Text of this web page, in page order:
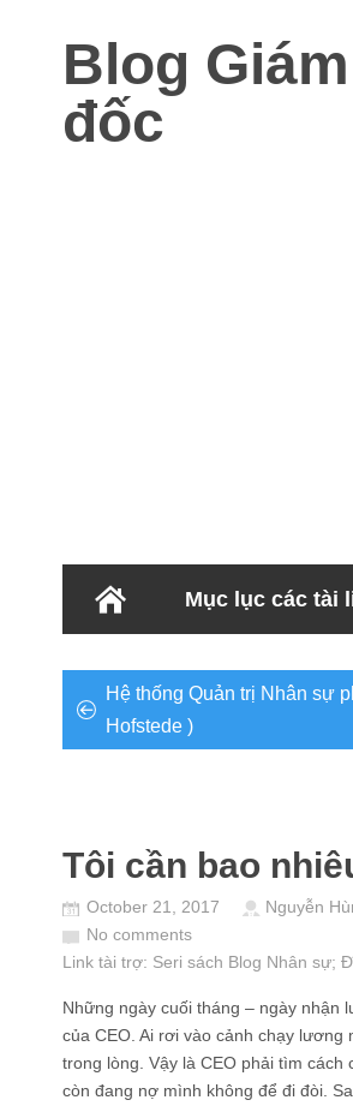
Blog Giám
đốc
Mục lục các tài
Hệ thống Quản trị Nhân sự
Hofstede )
Tôi cần bao
October 21, 2017 Nguyễn
No comments
Link tài trợ: Seri sách Blog Nhân sự;
Những ngày cuối tháng – ngày nhận
của CEO. Ai rơi vào cảnh chạy
trong lòng. Vậy là CEO phải tìm
còn đang nợ mình không để đi đòi.